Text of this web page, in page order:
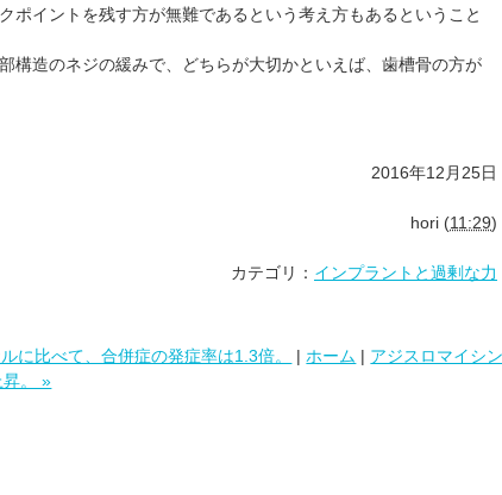
ポイントを残す方が無難であるという考え方もあるということ
構造のネジの緩みで、どちらが大切かといえば、歯槽骨の方が
2016年12月25日
hori (11:29)
カテゴリ： インプラントと過剰な力
に比べて、合併症の発症率は1.3倍。 | ホーム | アジスロマイシン
昇。 »